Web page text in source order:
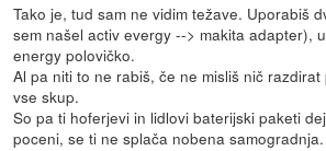
Tako je, tud sam ne vidim težave. Uporabiš
sem našel activ evergy --> makita adapter),
energy polovičko.
Al pa niti to ne rabiš, če ne misliš nič
vse skup.
So pa ti hoferjevi in lidlovi baterijski paketi
poceni, se ti ne splača nobena samogradnja.